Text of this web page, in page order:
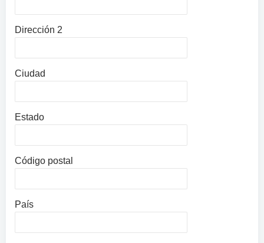
Dirección 2
Ciudad
Estado
Código postal
País